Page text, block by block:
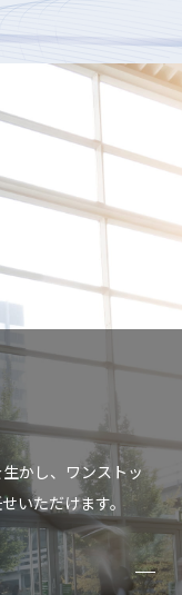
かし、ワンストッ
いただけます。